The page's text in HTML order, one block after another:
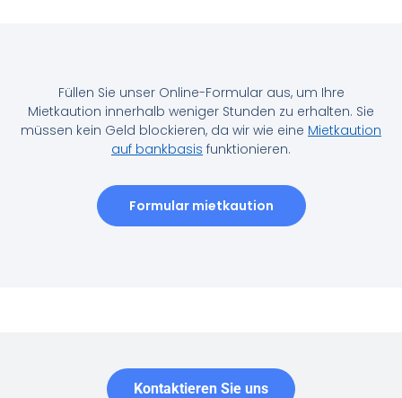
Füllen Sie unser Online-Formular aus, um Ihre
Mietkaution innerhalb weniger Stunden zu erhalten. Sie
müssen kein Geld blockieren, da wir wie eine Mietkaution
auf bankbasis funktionieren.
Formular mietkaution
Kontaktieren Sie uns